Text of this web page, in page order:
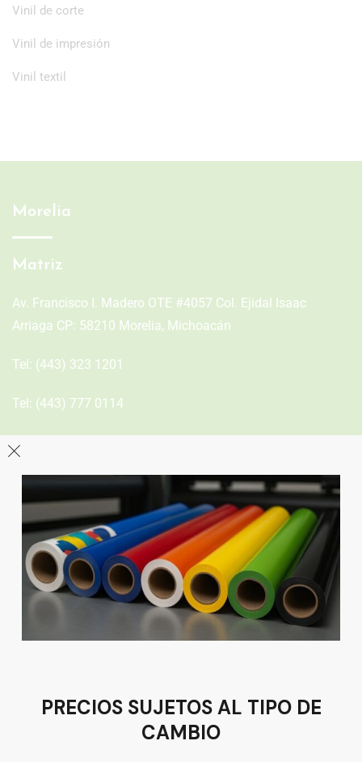
Vinil de corte
Vinil de impresión
Vinil textil
Morelia
Matriz
Av. Francisco I. Madero OTE #4057 Col. Ejidal Isaac
Arriaga CP: 58210 Morelia, Michoacán
Tel: (443) 323 1201
Tel: (443) 777 0114
León
Sucursal
Av del Astillero 129 Centro bodeguero Las Trojes León,
Guanajuato
Tel:(477) 776 8994
Términos y condiciones
PRECIOS SUJETOS AL TIPO DE
CAMBIO